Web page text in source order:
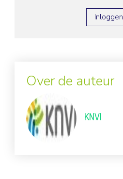
Inloggen
Over de auteur
KNVI